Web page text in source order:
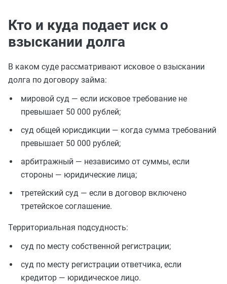
Кто и куда подает иск о
взыскании долга
В каком суде рассматривают исковое о взыскании
долга по договору займа:
мировой суд — если исковое требование не
превышает 50 000 рублей;
суд общей юрисдикции — когда сумма требований
превышает 50 000 рублей;
арбитражный — независимо от суммы, если
стороны — юридические лица;
третейский суд — если в договор включено
третейское соглашение.
Территориальная подсудность:
суд по месту собственной регистрации;
суд по месту регистрации ответчика, если
кредитор — юридическое лицо.